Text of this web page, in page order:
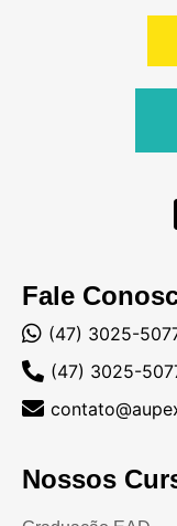
Fale
(47) 3025-
(47) 3025-
Nossos